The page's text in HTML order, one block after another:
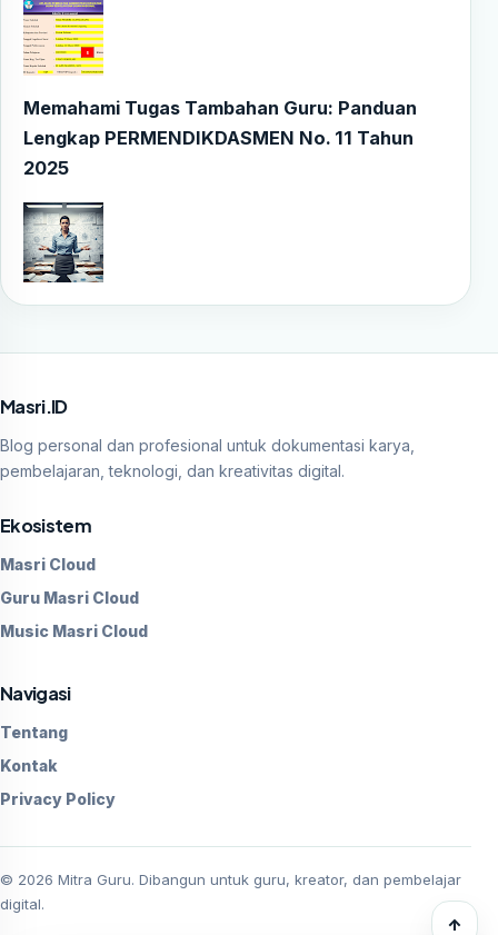
Memahami Tugas Tambahan Guru: Panduan
Lengkap PERMENDIKDASMEN No. 11 Tahun
2025
Masri.ID
Blog personal dan profesional untuk dokumentasi karya,
pembelajaran, teknologi, dan kreativitas digital.
Ekosistem
Masri Cloud
Guru Masri Cloud
Music Masri Cloud
Navigasi
Tentang
Kontak
Privacy Policy
© 2026 Mitra Guru. Dibangun untuk guru, kreator, dan pembelajar
digital.
↑